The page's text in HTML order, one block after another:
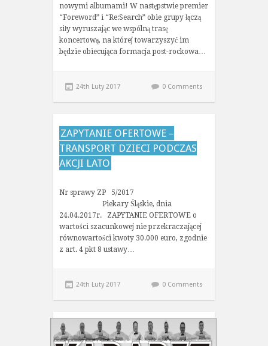
nowymi albumami! W następstwie premier
“Foreword” i “Re:Search” obie grupy łączą
siły wyruszając we wspólną trasę
koncertową, na której towarzyszyć im
będzie obiecująca formacja post-rockowa…
24th Luty 2017 0 Comments
ZAPYTANIE OFERTOWE –
TRANSPORT DZIECI PODCZAS
AKCJI LATO
Nr sprawy ZP 5/2017
Piekary Śląskie, dnia
24.04.2017r. ZAPYTANIE OFERTOWE o
wartości szacunkowej nie przekraczającej
równowartości kwoty 30.000 euro, zgodnie
z art. 4 pkt 8 ustawy…
24th Luty 2017 0 Comments